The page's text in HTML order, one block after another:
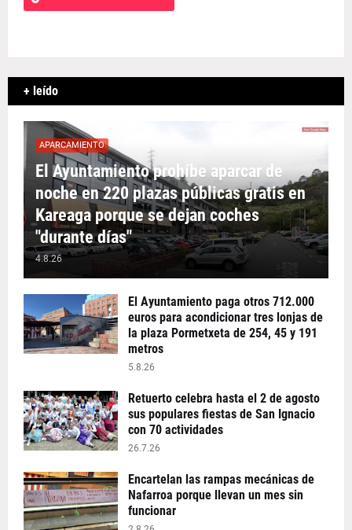
+ leído
APARCAMIENTO
El Ayuntamiento prohíbe aparcar de
noche en 220 plazas públicas gratis en
Kareaga porque se dejan coches
"durante días"
4.8.26
El Ayuntamiento paga otros 712.000
euros para acondicionar tres lonjas de
la plaza Pormetxeta de 254, 45 y 191
metros
5.8.26
Retuerto celebra hasta el 2 de agosto
sus populares fiestas de San Ignacio
con 70 actividades
26.7.26
Encartelan las rampas mecánicas de
Nafarroa porque llevan un mes sin
funcionar